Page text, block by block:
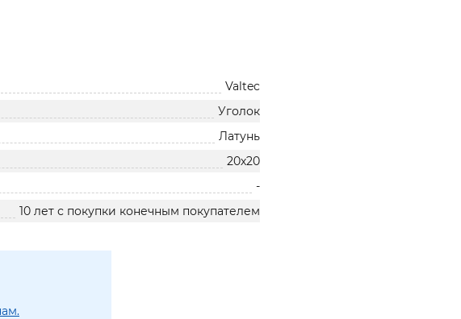
Valtec
Уголок
Латунь
20х20
-
10 лет с покупки конечным покупателем